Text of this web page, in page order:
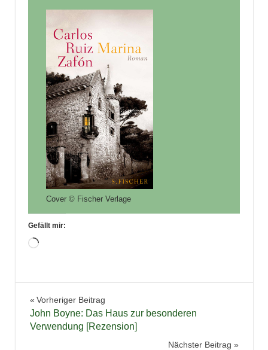
Cover © Fischer Verlage
Gefällt mir:
Wird
Bücher
Lesen
Beitragsnavigation
Vorheriger Beitrag
John Boyne: Das Haus zur besonderen
Verwendung [Rezension]
Nächster Beitrag